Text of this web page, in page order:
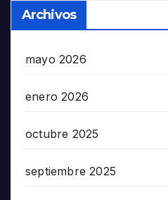
Archivos
mayo 2026
enero 2026
octubre 2025
septiembre 2025